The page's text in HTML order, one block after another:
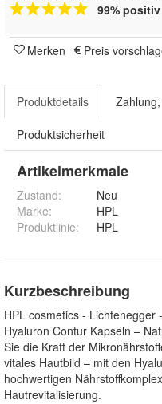
99% positiv
Merken Preis
Produktdetails
Produktsicherheit
Artikelmerkmale
Zustand:
Neu
Marke:
HPL
Produktlinie: HPL
Kurzbeschreibung
HPL cosmetics -
Hyaluron Contur Kapseln –
Sie die Kraft der
vitales Hautbild – mit den
hochwertigen
Hautrevitalisierung.